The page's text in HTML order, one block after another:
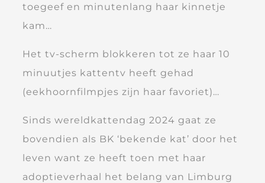
toegeef en minutenlang haar kinnetje
kam…
Het tv-scherm blokkeren tot ze haar 10
minuutjes kattentv heeft gehad
(eekhoornfilmpjes zijn haar favoriet)…
Sinds wereldkattendag 2024 gaat ze
bovendien als BK ‘bekende kat’ door het
leven want ze heeft toen met haar
adoptieverhaal het belang van Limburg